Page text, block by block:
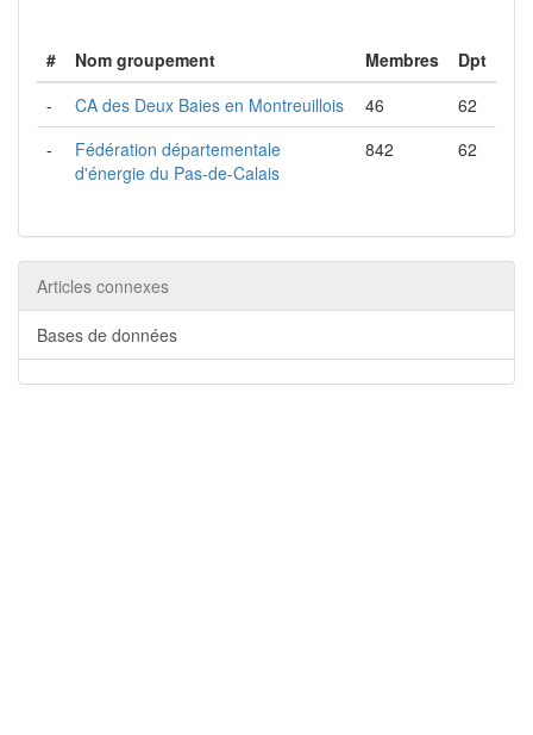
# Nom groupement Membres
Dpt
-
CA des Deux Baies en Montreuillois 46
62
-
Fédération départementale
d'énergie du Pas-de-Calais
842 62
Articles connexes
Bases de données